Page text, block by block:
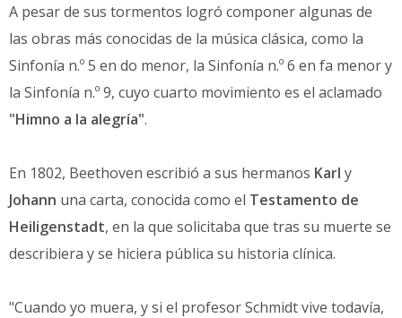
A pesar de sus tormentos logró componer algunas de
las obras más conocidas de la música clásica, como la
Sinfonía n.º 5 en do menor, la Sinfonía n.º 6 en fa menor y
la Sinfonía n.º 9, cuyo cuarto movimiento es el aclamado
"Himno a la alegría".
En 1802, Beethoven escribió a sus hermanos Karl y
Johann una carta, conocida como el Testamento de
Heiligenstadt, en la que solicitaba que tras su muerte se
describiera y se hiciera pública su historia clínica.
"Cuando yo muera, y si el profesor Schmidt vive todavía,